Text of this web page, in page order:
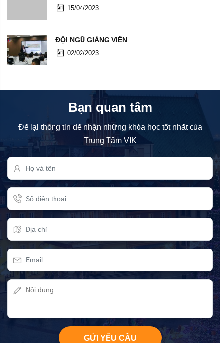
15/04/2023
ĐỘI NGŨ GIẢNG VIÊN
02/02/2023
Bạn quan tâm
Để lại thông tin để nhận những khóa học tốt nhất của
Trung Tâm VIK
GỬI YÊU CẦU